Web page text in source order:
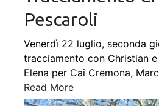
Pescaroli
Venerdì 22 luglio, seconda
tracciamento con Christian
Elena per Cai Cremona,
Read More